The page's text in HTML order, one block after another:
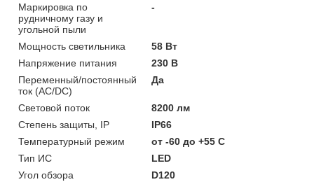
Маркировка по
рудничному газу и
угольной пыли
-
Мощность светильника
58 Вт
Напряжение питания
230 В
Переменный/постоянный
ток (AC/DC)
Да
Световой поток
8200 лм
Степень защиты, IP
IP66
Температурный режим
от -60 до +55 C
Тип ИС
LED
Угол обзора
D120